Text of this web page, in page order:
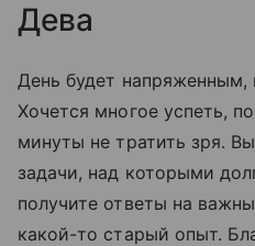
Дева
День будет напряженным,
Хочется многое успеть,
минуты не тратить зря.
задачи, над которыми
получите ответы на
какой-то старый опыт.